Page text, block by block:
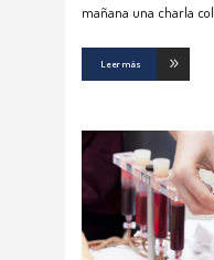
mañana una charla
Leer más